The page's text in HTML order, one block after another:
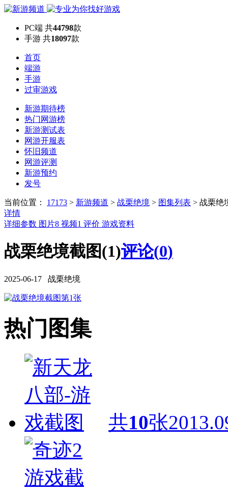
PC端 共44798款
手游 共18097款
首页
端游
手游
过审游戏
新游期待榜
热门网游榜
新游测试表
网游开服表
怀旧频道
网游评测
新游预约
发号
当前位置： 17173 > 新游频道 > 战栗绝境 > 图集列表 > 战栗绝
详情
详细参数 图片8 视频1 评价 游戏资料
战栗绝境截图(1)评论(0)
2025-06-17 战栗绝境
热门图集
共10张